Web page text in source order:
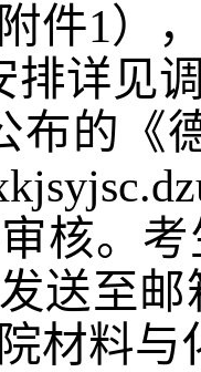
件1）
排详见
布的《
核。
送至邮
材料与